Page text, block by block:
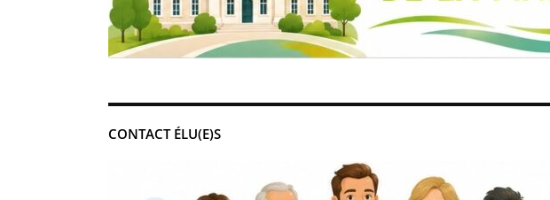
CONTACT ÉLU(E)S